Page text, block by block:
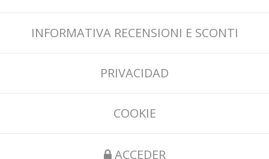
INFORMATIVA RECENSIONI E SCONTI
PRIVACIDAD
COOKIE
ACCEDER